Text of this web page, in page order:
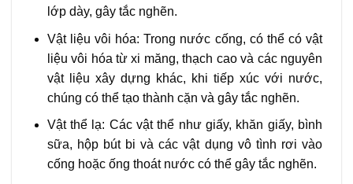
lớp dày, gây tắc nghẽn.
Vật liệu vôi hóa: Trong nước cống, có thể có vật
liệu vôi hóa từ xi măng, thạch cao và các nguyên
vật liệu xây dựng khác, khi tiếp xúc với nước,
chúng có thể tạo thành cặn và gây tắc nghẽn.
Vật thể lạ: Các vật thể như giấy, khăn giấy, bình
sữa, hộp bút bi và các vật dụng vô tình rơi vào
cống hoặc ống thoát nước có thể gây tắc nghẽn.